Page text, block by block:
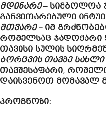
მდინარე– სიმბოლოა
განვითარებული
მთვარე– იმ
რომელსაც ჯადოქარი
თავისი სულის
ბორცვის თავზე სახლი
თავშესაფარი,
დაისვენოთ მომავალ
პროგნოზი: